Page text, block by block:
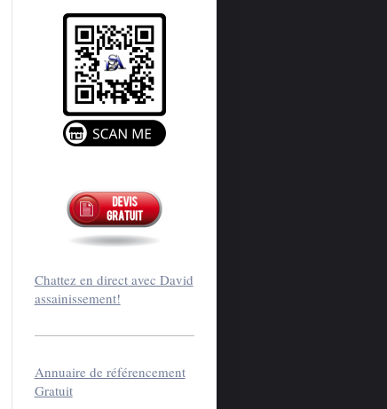
Chattez en direct avec David
assainissement!
Annuaire de référencement
Gratuit